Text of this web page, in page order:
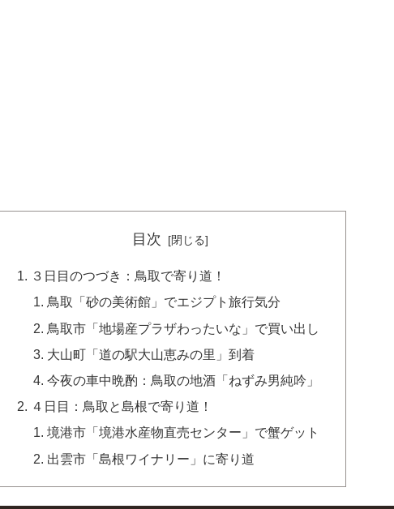
目次
３日目のつづき：鳥取で寄り道！
鳥取「砂の美術館」でエジプト旅行気分
鳥取市「地場産プラザわったいな」で買い出し
大山町「道の駅大山恵みの里」到着
今夜の車中晩酌：鳥取の地酒「ねずみ男純吟」
４日目：鳥取と島根で寄り道！
境港市「境港水産物直売センター」で蟹ゲット
出雲市「島根ワイナリー」に寄り道